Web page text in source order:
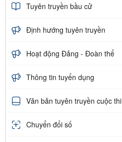
Tuyên truyền bầu cử
Định hướng tuyên truyền
Hoạt động Đảng - Đoàn thể
Thông tin tuyển dụng
Văn bản tuyên truyền cuộc thi
Chuyển đổi số